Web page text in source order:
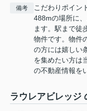
備考
こだわりポイン
488mの場所に
ます。駅まで徒
物件です。物件
の方には嬉しい
を集めたい方は
の不動産情報を
ラウレアビレッジ